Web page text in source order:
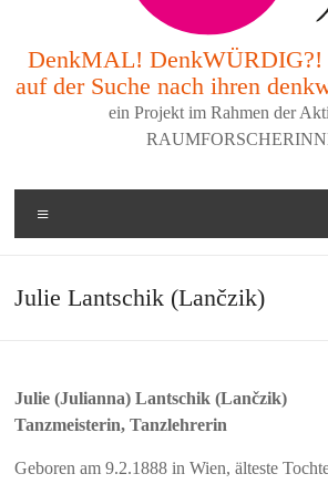
DenkMAL! DenkWÜRDIG?!
auf der Suche nach ihren
ein Projekt im Rahmen der
Julie Lantschik (Lančzik)
Julie (Julianna) Lantschik (Lančzik)
Tanzmeisterin, Tanzlehrerin
Geboren am 9.2.1888 in Wien, älteste